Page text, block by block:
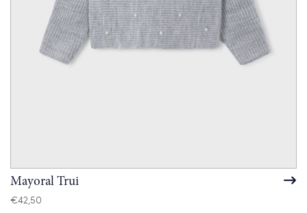
Mayoral Trui
€42,50